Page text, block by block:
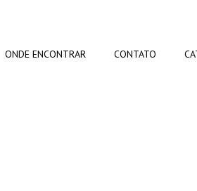
ONDE ENCONTRAR CONTATO